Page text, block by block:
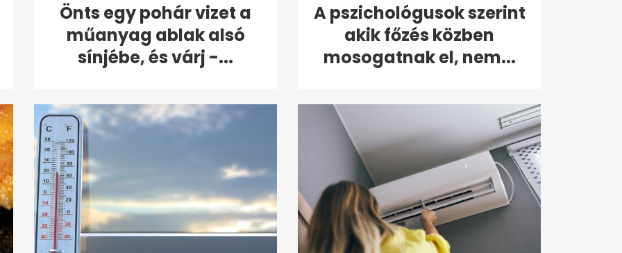
Önts egy pohár vizet a
műanyag ablak alsó
sínjébe, és várj -...
A pszichológusok szerint
akik főzés közben
mosogatnak el, nem...